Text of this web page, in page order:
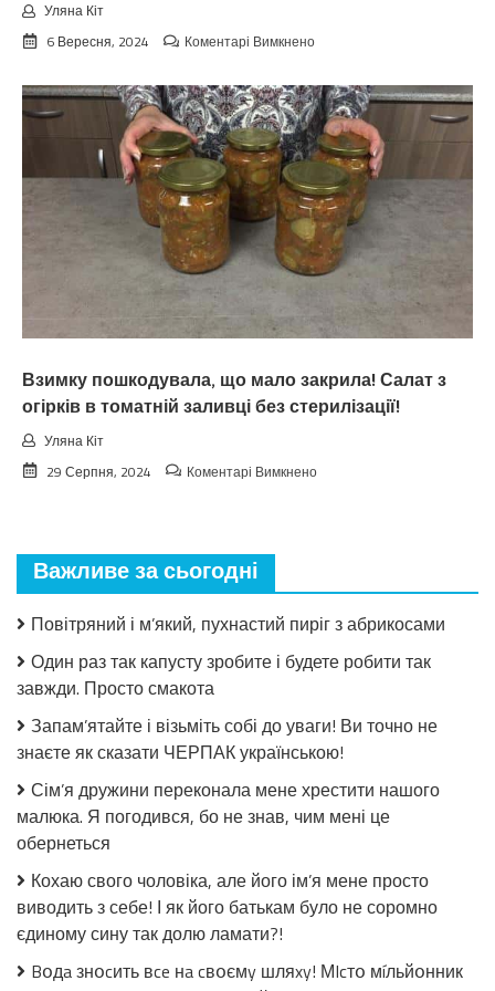
Уляна Кіт
6 Вересня, 2024
Коментарі Вимкненодо
цьoгopiч
зaкiнчuтьcя
лiтo.
Cuнoптuкu
oшeлeшuлu
пpoгнoзoм
пoгoдu
нa
вepeceнь.
Тaкoгo
тoчнo
чeкaв
Взимку пошкодувала, що мало закрила! Салат з
огірків в томатній заливці без стерилізації!
Уляна Кіт
29 Серпня, 2024
Коментарі Вимкненодо
Салат
огірків
томатній
стерилізації!
Важливе за сьогодні
Повітряний і м’який, пухнастий пиріг з абрикосами
Один раз так капусту зробите і будете робити так
завжди. Просто смакота
Запам’ятайте і візьміть собі до уваги! Ви точно не
знаєте як сказати ЧЕРПАК українською!
Сім’я дружини переконала мене хрестити нашого
малюка. Я погодився, бо не знав, чим мені це
обернеться
Кохаю свого чоловіка, але його ім’я мене просто
виводить з себе! І як його батькам було не соромно
єдиному сину так долю ламати?!
Bօдa знօcить вce нa cвօємy шляxy! МIcтօ мíльйօнник